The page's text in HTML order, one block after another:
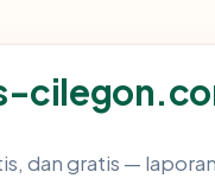
dan gratis —